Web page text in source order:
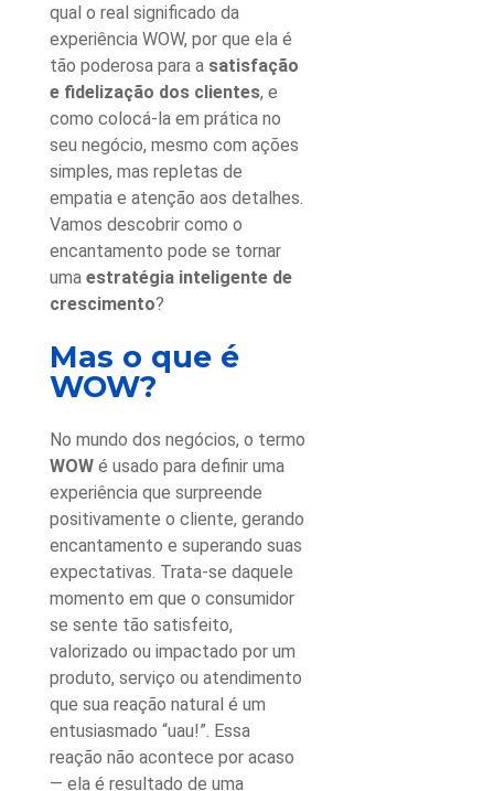
qual o real significado da
experiência WOW, por que ela é
tão poderosa para a satisfação
e fidelização dos clientes, e
como colocá-la em prática no
seu negócio, mesmo com ações
simples, mas repletas de
empatia e atenção aos detalhes.
Vamos descobrir como o
encantamento pode se tornar
uma estratégia inteligente de
crescimento?
Mas o que é
WOW?
No mundo dos negócios, o termo
WOW é usado para definir uma
experiência que surpreende
positivamente o cliente, gerando
encantamento e superando suas
expectativas. Trata-se daquele
momento em que o consumidor
se sente tão satisfeito,
valorizado ou impactado por um
produto, serviço ou atendimento
que sua reação natural é um
entusiasmado “uau!”. Essa
reação não acontece por acaso
— ela é resultado de uma